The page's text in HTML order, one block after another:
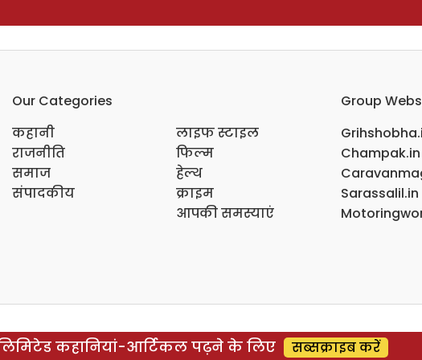
Our Categories
कहानी
राजनीति
समाज
संपादकीय
लाइफ स्टाइल
फिल्म
हेल्थ
क्राइम
आपकी समस्याएं
Group
Champak.in
Sarassalil.in
कहानियां-आर्टिकल पढ़ने के लिए सब्सक्राइब करें